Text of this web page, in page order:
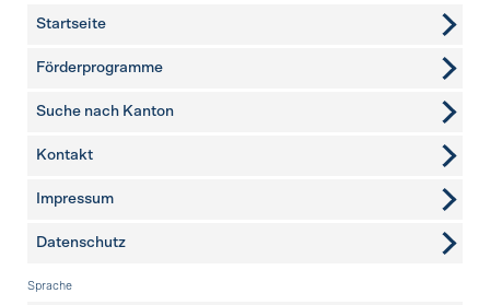
Startseite
Förderprogramme
Suche nach Kanton
weitere Seiten
Kontakt
Impressum
Datenschutz
Sprache